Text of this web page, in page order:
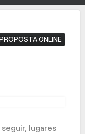
PROPOSTA ONLINE
lugares